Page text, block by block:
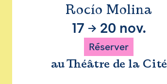
Rocío Molina
17 → 20 nov.
Réserver
au Théâtre de la Cité